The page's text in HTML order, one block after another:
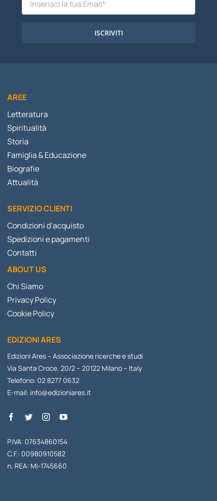
ISCRIVITI
AREE
Letteratura
Spiritualità
Storia
Famiglia & Educazione
Biografie
Attualità
SERVIZIO CLIENTI
Condizioni d’acquisto
Spedizioni e pagamenti
Contatti
ABOUT US
Chi Siamo
Privacy Policy
Cookie Policy
EDIZIONI ARES
Edizioni Ares – Associazione ricerche e studi
Via Santa Croce, 20/2 – 20122 Milano – Italy
Telefono: 02 8277 0632
E-mail: info@edizioniares.it
P.IVA: 07634860154
C.F.: 00980910582
n. REA: MI-1745660